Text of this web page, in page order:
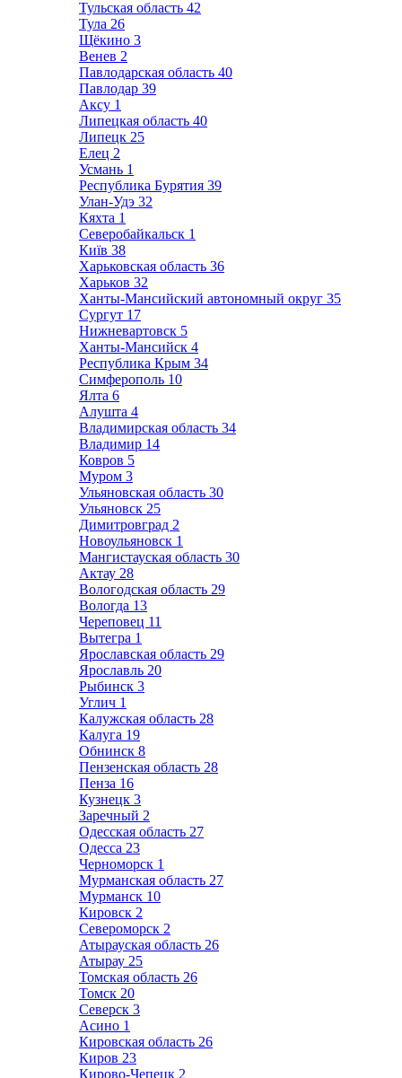
Тульская область 42
Тула 26
Щёкино 3
Венев 2
Павлодарская область 40
Павлодар 39
Аксу 1
Липецкая область 40
Липецк 25
Елец 2
Усмань 1
Республика Бурятия 39
Улан-Удэ 32
Кяхта 1
Северобайкальск 1
Київ 38
Харьковская область 36
Харьков 32
Ханты-Мансийский автономный округ 35
Сургут 17
Нижневартовск 5
Ханты-Мансийск 4
Республика Крым 34
Симферополь 10
Ялта 6
Алушта 4
Владимирская область 34
Владимир 14
Ковров 5
Муром 3
Ульяновская область 30
Ульяновск 25
Димитровград 2
Новоульяновск 1
Мангистауская область 30
Актау 28
Вологодская область 29
Вологда 13
Череповец 11
Вытегра 1
Ярославская область 29
Ярославль 20
Рыбинск 3
Углич 1
Калужская область 28
Калуга 19
Обнинск 8
Пензенская область 28
Пенза 16
Кузнецк 3
Заречный 2
Одесская область 27
Одесса 23
Черноморск 1
Мурманская область 27
Мурманск 10
Кировск 2
Североморск 2
Атырауская область 26
Атырау 25
Томская область 26
Томск 20
Северск 3
Асино 1
Кировская область 26
Киров 23
Кирово-Чепецк 2